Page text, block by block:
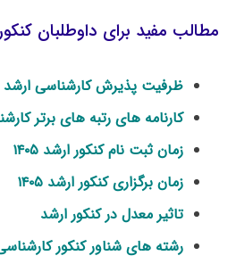
مطالب مفید برای داوطلبان
ظرفیت پذیرش کارشناسی
کارنامه های رتبه های برتر
زمان ثبت نام کنکور ارشد ۱۴۰۵
زمان برگزاری کنکور ارشد ۱۴۰۵
تاثیر معدل در کنکور ارشد
رشته های شناور کنکور